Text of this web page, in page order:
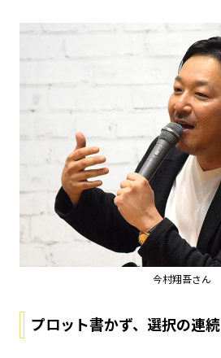
今村翔吾さん
プロット書かず、選択の連続